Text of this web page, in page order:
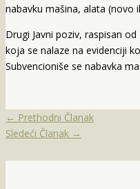
nabavku mašina, alata
Drugi Javni poziv, raspisan
koja se nalaze na evidenciji
Subvencioniše se nabavka
← Prethodni Članak
Sledeći Članak →